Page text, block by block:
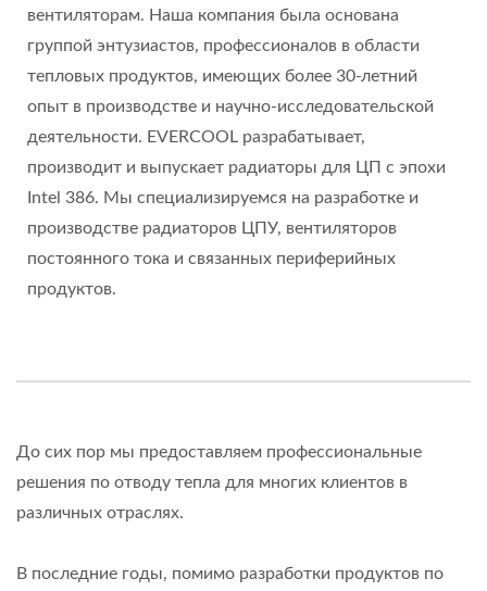
вентиляторам. Наша компания была основана
группой энтузиастов, профессионалов в области
тепловых продуктов, имеющих более 30-летний
опыт в производстве и научно-исследовательской
деятельности. EVERCOOL разрабатывает,
производит и выпускает радиаторы для ЦП с эпохи
Intel 386. Мы специализируемся на разработке и
производстве радиаторов ЦПУ, вентиляторов
постоянного тока и связанных периферийных
продуктов.
До сих пор мы предоставляем профессиональные
решения по отводу тепла для многих клиентов в
различных отраслях.
В последние годы, помимо разработки продуктов по